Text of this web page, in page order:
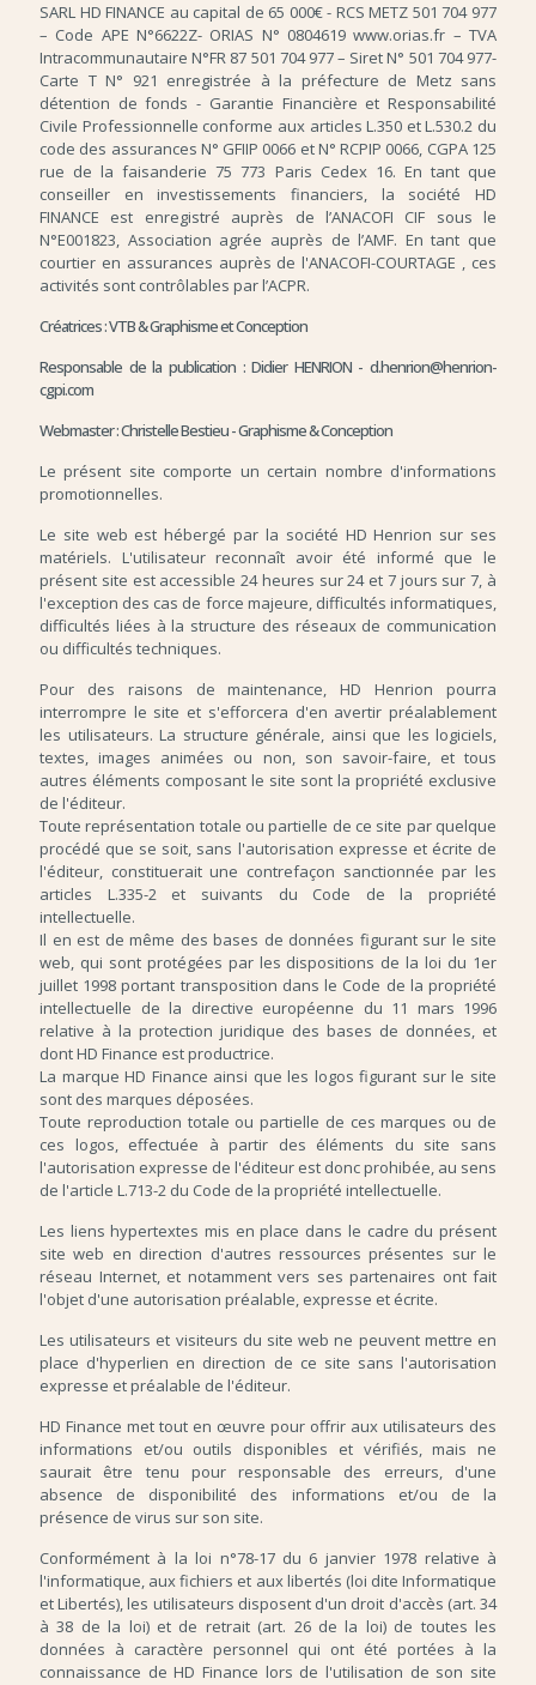
SARL HD FINANCE au capital de 65 000€ - RCS METZ 501 704 977
– Code APE N°6622Z- ORIAS N° 0804619 www.orias.fr – TVA
Intracommunautaire N°FR 87 501 704 977 – Siret N° 501 704 977-
Carte T N° 921 enregistrée à la préfecture de Metz sans
détention de fonds - Garantie Financière et Responsabilité
Civile Professionnelle conforme aux articles L.350 et L.530.2 du
code des assurances N° GFIIP 0066 et N° RCPIP 0066, CGPA 125
rue de la faisanderie 75 773 Paris Cedex 16. En tant que
conseiller en investissements financiers, la société HD
FINANCE est enregistré auprès de l’ANACOFI CIF sous le
N°E001823, Association agrée auprès de l’AMF. En tant que
courtier en assurances auprès de l'ANACOFI-COURTAGE , ces
activités sont contrôlables par l’ACPR.
Créatrices : VTB & Graphisme et Conception
Responsable de la publication : Didier HENRION - d.henrion@henrion-
cgpi.com
Webmaster : Christelle Bestieu -Graphisme & Conception
Le présent site comporte un certain nombre d'informations
promotionnelles.
Le site web est hébergé par la société HD Henrion sur ses
matériels. L'utilisateur reconnaît avoir été informé que le
présent site est accessible 24 heures sur 24 et 7 jours sur 7, à
l'exception des cas de force majeure, difficultés informatiques,
difficultés liées à la structure des réseaux de communication
ou difficultés techniques.
Pour des raisons de maintenance, HD Henrion pourra
interrompre le site et s'efforcera d'en avertir préalablement
les utilisateurs. La structure générale, ainsi que les logiciels,
textes, images animées ou non, son savoir-faire, et tous
autres éléments composant le site sont la propriété exclusive
de l'éditeur.
Toute représentation totale ou partielle de ce site par quelque
procédé que se soit, sans l'autorisation expresse et écrite de
l'éditeur, constituerait une contrefaçon sanctionnée par les
articles L.335-2 et suivants du Code de la propriété
intellectuelle.
Il en est de même des bases de données figurant sur le site
web, qui sont protégées par les dispositions de la loi du 1er
juillet 1998 portant transposition dans le Code de la propriété
intellectuelle de la directive européenne du 11 mars 1996
relative à la protection juridique des bases de données, et
dont HD Finance est productrice.
La marque HD Finance ainsi que les logos figurant sur le site
sont des marques déposées.
Toute reproduction totale ou partielle de ces marques ou de
ces logos, effectuée à partir des éléments du site sans
l'autorisation expresse de l'éditeur est donc prohibée, au sens
de l'article L.713-2 du Code de la propriété intellectuelle.
Les liens hypertextes mis en place dans le cadre du présent
site web en direction d'autres ressources présentes sur le
réseau Internet, et notamment vers ses partenaires ont fait
l'objet d'une autorisation préalable, expresse et écrite.
Les utilisateurs et visiteurs du site web ne peuvent mettre en
place d'hyperlien en direction de ce site sans l'autorisation
expresse et préalable de l'éditeur.
HD Finance met tout en œuvre pour offrir aux utilisateurs des
informations et/ou outils disponibles et vérifiés, mais ne
saurait être tenu pour responsable des erreurs, d'une
absence de disponibilité des informations et/ou de la
présence de virus sur son site.
Conformément à la loi n°78-17 du 6 janvier 1978 relative à
l'informatique, aux fichiers et aux libertés (loi dite Informatique
et Libertés), les utilisateurs disposent d'un droit d'accès (art. 34
à 38 de la loi) et de retrait (art. 26 de la loi) de toutes les
données à caractère personnel qui ont été portées à la
connaissance de HD Finance lors de l'utilisation de son site